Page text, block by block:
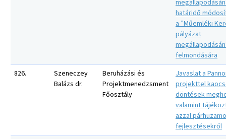
határidő
a ”Műemléki
pályázat
felmondására
826.
Szeneczey
Balázs dr.
Beruházási és
Projektmenedzsment
Főosztály
Javaslat a
projekttel
döntések
valamint
azzal
fejlesztésekről